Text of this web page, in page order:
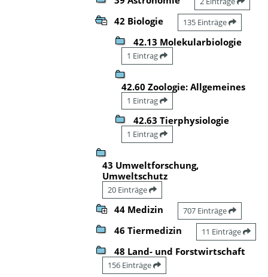
42 Biologie 135 Einträge
42.13 Molekularbiologie
1 Eintrag
42.60 Zoologie: Allgemeines
1 Eintrag
42.63 Tierphysiologie
1 Eintrag
43 Umweltforschung,
Umweltschutz
20 Einträge
44 Medizin 707 Einträge
46 Tiermedizin 11 Einträge
48 Land- und Forstwirtschaft
156 Einträge